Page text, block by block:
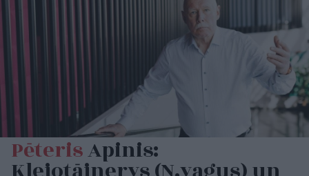
PēterisApinis: